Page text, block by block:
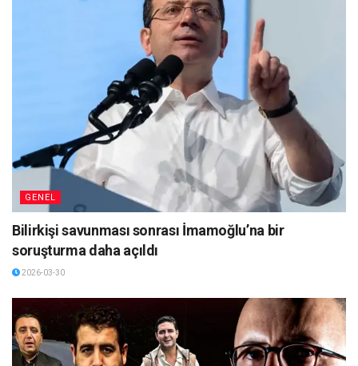
GENEL
Bilirkişi savunması sonrası İmamoğlu’na bir
soruşturma daha açıldı
2026-03-30